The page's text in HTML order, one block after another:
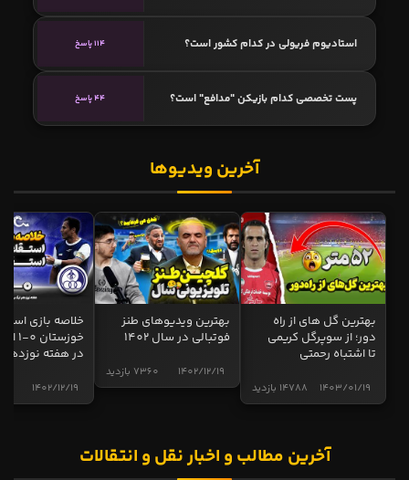
استادیوم فریولی در کدام کشور است؟ 114 پاسخ
پست تخصصی کدام بازیکن "مدافع" است؟ 44 پاسخ
آخرین ویدیوها
بهترین گل های از راه
دور؛ از سوپرگل کریمی
تا اشتباه رحمتی
14788 بازدید 1403/01/19
بهترین ویدیوهای طنز
فوتبالی در سال 1402
7360 بازدید 1402/12/19
خلاصه بازی
در هفته نوزدهم
1402/12/19
آخرین مطالب و اخبار نقل و انتقالات